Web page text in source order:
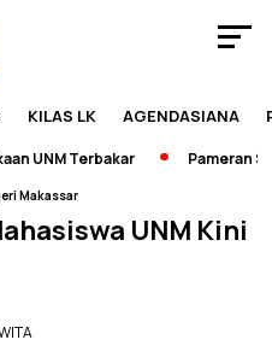
KILAS LK AGENDASIANA
UNM Terbakar Pameran
Makassar
UNM Kini